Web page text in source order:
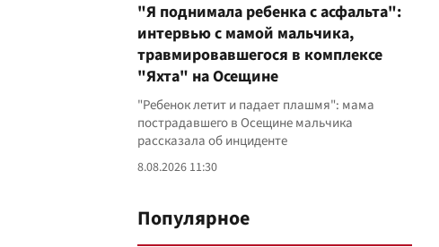
"Я поднимала ребенка с асфальта":
интервью с мамой мальчика,
травмировавшегося в комплексе
"Яхта" на Осещине
"Ребенок летит и падает плашмя": мама
пострадавшего в Осещине мальчика
рассказала об инциденте
8.08.2026 11:30
Популярное